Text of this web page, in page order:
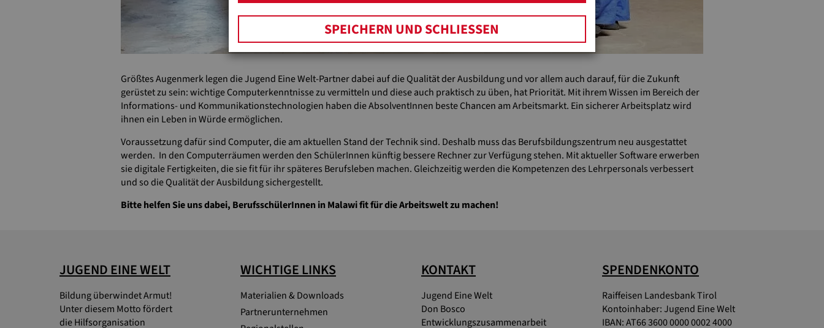
Größtes Augenmerk legen die Jugend Eine Welt-Partner dabei auf die Qualität der Ausbildung und vor allem auch darauf, für die Zukunft
gerüstet zu sein: wichtige Computerkenntnisse zu vermitteln und diese auch praktisch zu üben, hat Priorität. Mit ihrem Wissen im Bereich der
Informations- und Kommunikationstechnologien haben die AbsolventInnen beste Chancen am Arbeitsmarkt. Ein sicherer Arbeitsplatz wird
ihnen ein Leben in Würde ermöglichen.
Voraussetzung dafür sind Computer, die am aktuellen Stand der Technik sind. Deshalb muss das Berufsbildungszentrum neu ausgestattet
werden. In den Computerräumen werden den SchülerInnen künftig bessere Rechner zur Verfügung stehen. Mit aktueller Software erwerben
sie digitale Fertigkeiten, die sie fit für ihr späteres Berufsleben machen. Gleichzeitig werden die Kompetenzen des Lehrpersonals verbessert
und so die Qualität der Ausbildung sichergestellt.
Bitte helfen Sie uns dabei, BerufsschülerInnen in Malawi fit für die Arbeitswelt zu machen!
JUGEND EINE WELT
Bildung überwindet Armut!
Unter diesem Motto fördert
die Hilfsorganisation
WICHTIGE LINKS
Materialien & Downloads
Partnerunternehmen
KONTAKT
Jugend Eine Welt
Don Bosco
Entwicklungszusammenarbeit
SPENDENKONTO
Raiffeisen Landesbank Tirol
Kontoinhaber: Jugend Eine Welt
IBAN: AT66 3600 0000 0002 4000
SPEICHERN UND SCHLIESSEN